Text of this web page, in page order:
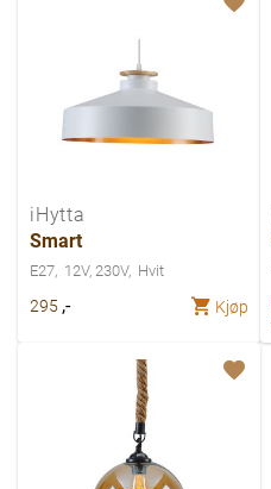
iHytta
Smart
E27 12V, 230V Hvit
295 ,- Kjøp